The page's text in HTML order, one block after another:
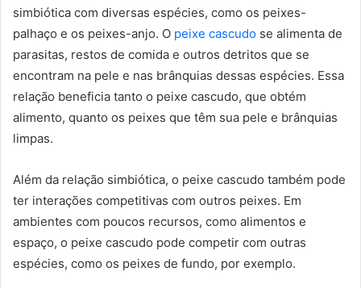
simbiótica com diversas espécies, como os peixes-
palhaço e os peixes-anjo. O peixe cascudo se alimenta de
parasitas, restos de comida e outros detritos que se
encontram na pele e nas brânquias dessas espécies. Essa
relação beneficia tanto o peixe cascudo, que obtém
alimento, quanto os peixes que têm sua pele e brânquias
limpas.
Além da relação simbiótica, o peixe cascudo também pode
ter interações competitivas com outros peixes. Em
ambientes com poucos recursos, como alimentos e
espaço, o peixe cascudo pode competir com outras
espécies, como os peixes de fundo, por exemplo.